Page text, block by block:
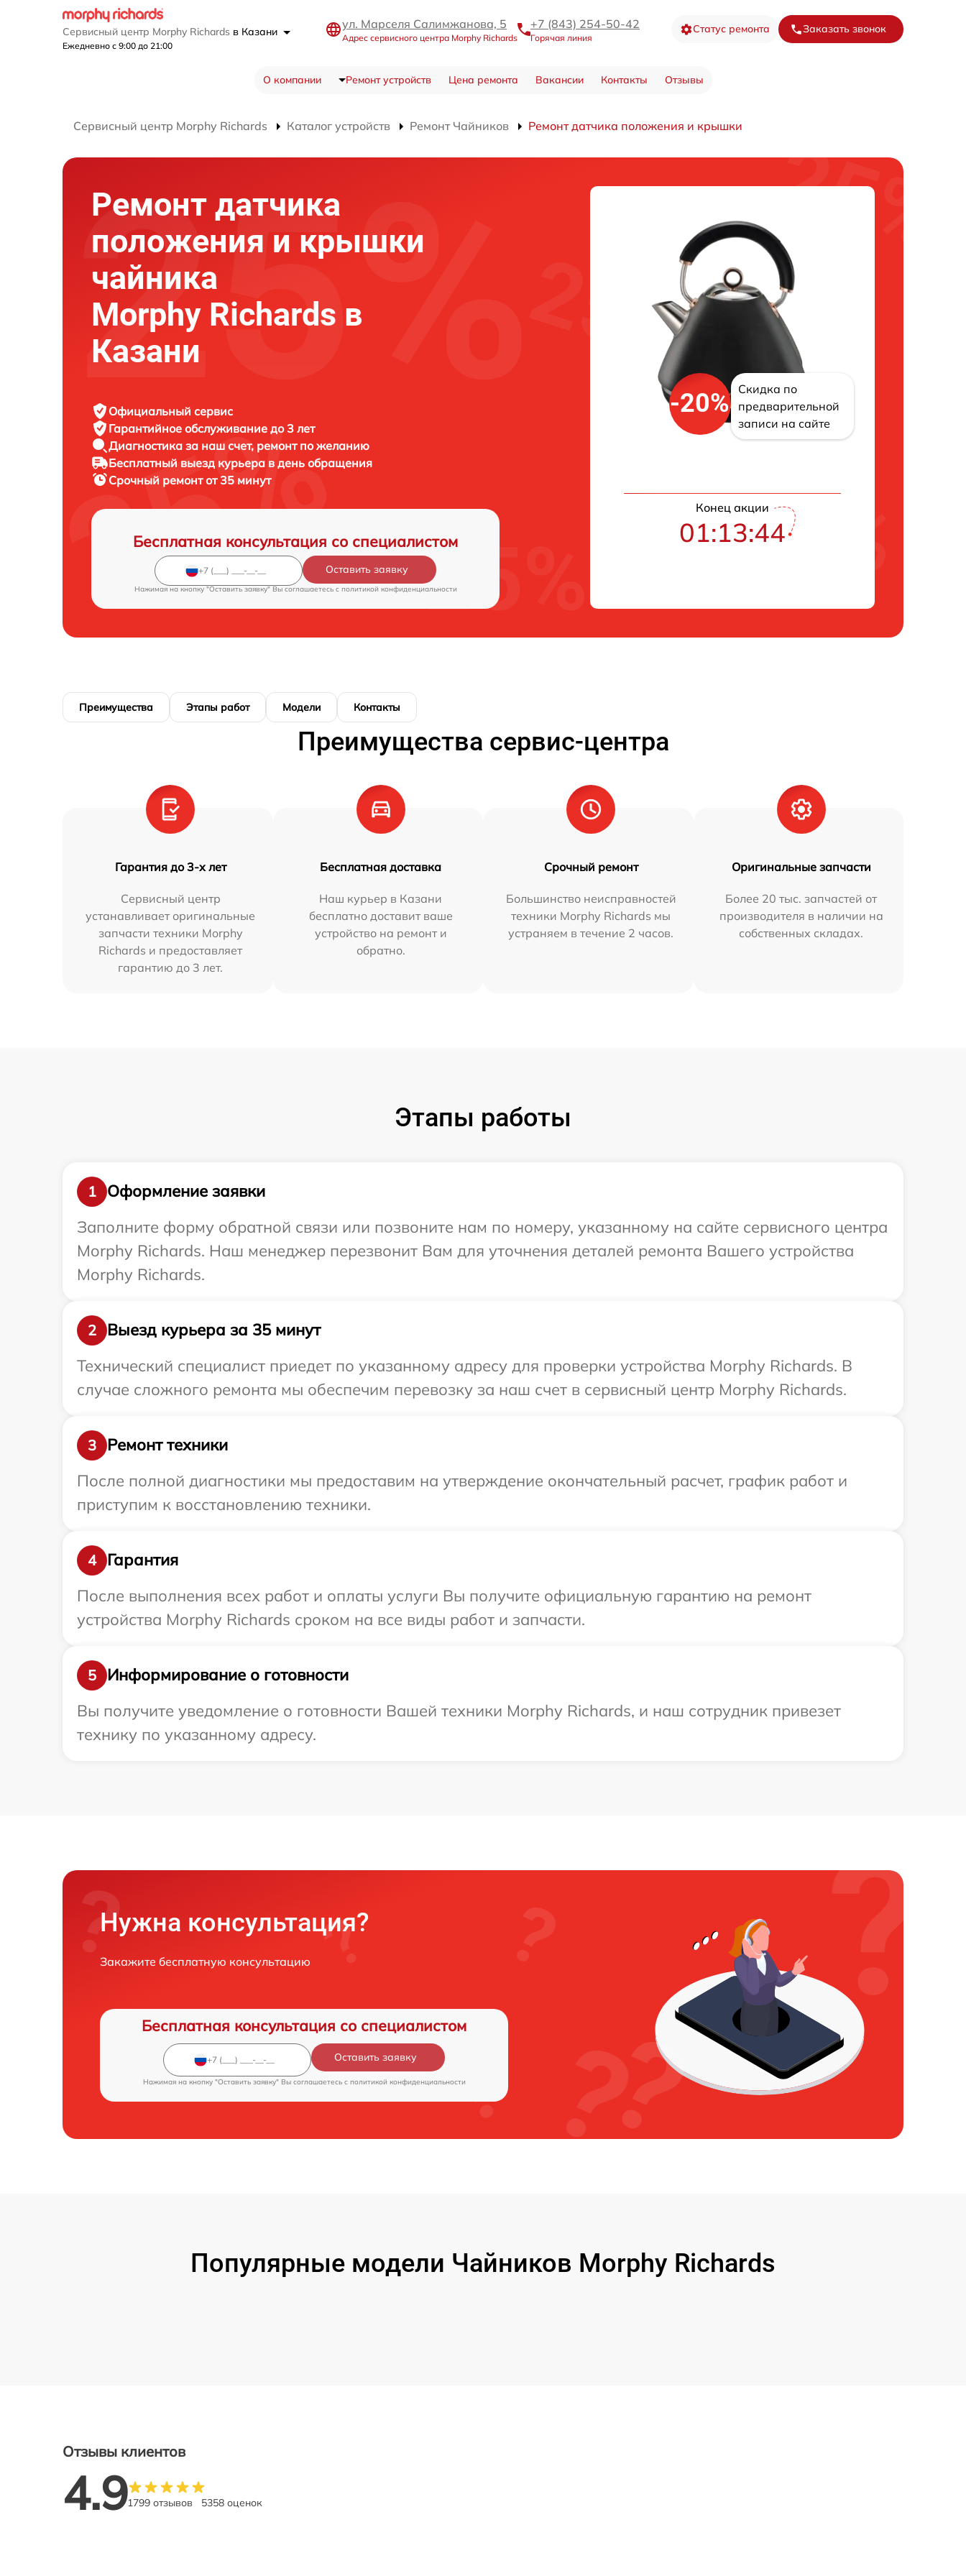
Сервисный центр Morphy Richards в Казани
Ежедневно с 9:00 до 21:00
ул. Марселя Салимжанова, 5
Адрес сервисного центра Morphy Richards
+7 (843) 254-50-42
Горячая линия
Статус ремонта Заказать звонок
О компании Ремонт устройств Цена ремонта Вакансии Контакты Отзывы
Сервисный центр Morphy Richards Каталог устройств Ремонт Чайников Ремонт датчика положения и крышки
Ремонт датчика
положения и крышки
чайника
Morphy Richards в
Казани
Официальный сервис
Гарантийное обслуживание до 3 лет
Диагностика за наш счет, ремонт по желанию
Бесплатный выезд курьера в день обращения
Срочный ремонтот 35 минут
Бесплатная консультация со специалистом
Оставить заявку
Нажимая на кнопку "Оставить заявку" Вы соглашаетесь c политикой конфиденциальности
-20%
Скидка по
предварительной
записи на сайте
Конец акции
01:13:43
Преимущества Этапы работ Модели Контакты
Преимущества сервис-центра
Гарантия до 3-х лет
Сервисный центр
устанавливает оригинальные
запчасти техники Morphy
Richards и предоставляет
гарантию до 3 лет.
Бесплатная доставка
Наш курьер в Казани
бесплатно доставит ваше
устройство на ремонт и
обратно.
Срочный ремонт
Большинство неисправностей
техники Morphy Richards мы
устраняем в течение 2 часов.
Оригинальные запчасти
Более 20 тыс. запчастей от
производителя в наличии на
собственных складах.
Этапы работы
1
Оформление заявки
Заполните форму обратной связи или позвоните нам по номеру, указанному на сайте сервисного центра
Morphy Richards. Наш менеджер перезвонит Вам для уточнения деталей ремонта Вашего устройства
Morphy Richards.
2
Выезд курьера за 35 минут
Технический специалист приедет по указанному адресу для проверки устройства Morphy Richards. В
случае сложного ремонта мы обеспечим перевозку за наш счет в сервисный центр Morphy Richards.
3
Ремонт техники
После полной диагностики мы предоставим на утверждение окончательный расчет, график работ и
приступим к восстановлению техники.
4
Гарантия
После выполнения всех работ и оплаты услуги Вы получите официальную гарантию на ремонт
устройства Morphy Richards сроком на все виды работ и запчасти.
5
Информирование о готовности
Вы получите уведомление о готовности Вашей техники Morphy Richards, и наш сотрудник привезет
технику по указанному адресу.
Нужна консультация?
Закажите бесплатную консультацию
Бесплатная консультация со специалистом
Оставить заявку
Нажимая на кнопку "Оставить заявку" Вы соглашаетесь c политикой конфиденциальности
Популярные модели Чайников Morphy Richards
Отзывы клиентов
4.91799 отзывов 5358 оценок